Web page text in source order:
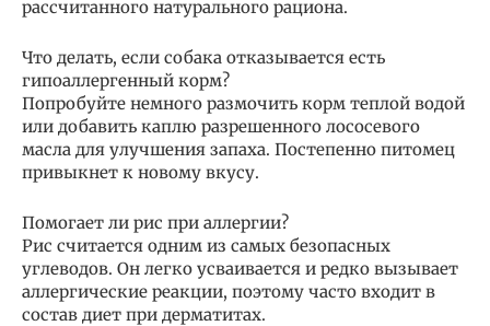
рассчитанного натурального рациона.
Что делать, если собака отказывается есть
гипоаллергенный корм?
Попробуйте немного размочить корм теплой водой
или добавить каплю разрешенного лососевого
масла для улучшения запаха. Постепенно питомец
привыкнет к новому вкусу.
Помогает ли рис при аллергии?
Рис считается одним из самых безопасных
углеводов. Он легко усваивается и редко вызывает
аллергические реакции, поэтому часто входит в
состав диет при дерматитах.